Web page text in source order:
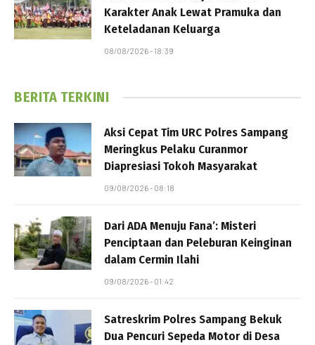
Karakter Anak Lewat Pramuka dan
Keteladanan Keluarga
08/08/2026 - 18:39
BERITA TERKINI
Aksi Cepat Tim URC Polres Sampang
Meringkus Pelaku Curanmor
Diapresiasi Tokoh Masyarakat
09/08/2026 - 08:18
Dari ADA Menuju Fana’: Misteri
Penciptaan dan Peleburan Keinginan
dalam Cermin Ilahi
09/08/2026 - 01:42
Satreskrim Polres Sampang Bekuk
Dua Pencuri Sepeda Motor di Desa